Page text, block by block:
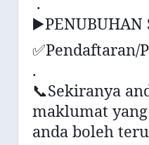
▶PENUBUHAN
✅Pendaftaran/
.
📞Sekiranya
maklumat
anda boleh